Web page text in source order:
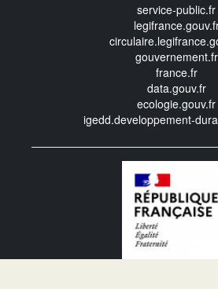
service-public.fr
gouvernement.fr
france.fr
data.gouv.fr
ecologie.gouv.fr
igedd.developpement-